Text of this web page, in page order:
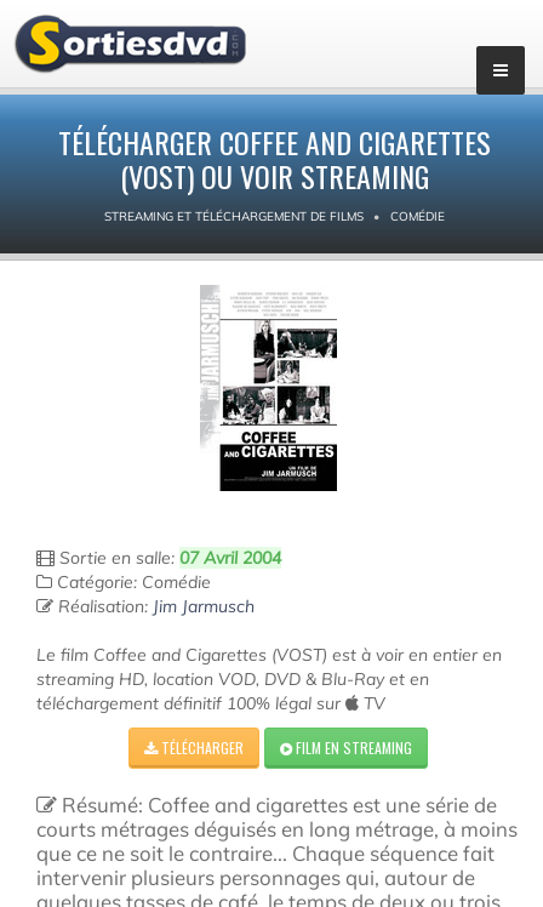
TÉLÉCHARGER COFFEE AND CIGARETTES
(VOST) OU VOIR STREAMING
STREAMING ET TÉLÉCHARGEMENT DE FILMS COMÉDIE
Sortie en salle: 07 Avril 2004
Catégorie: Comédie
Réalisation: Jim Jarmusch
Le film Coffee and Cigarettes (VOST) est à voir en entier en
streaming HD, location VOD, DVD & Blu-Ray et en
téléchargement définitif 100% légal sur
TV
TÉLÉCHARGER FILM EN STREAMING
Résumé: Coffee and cigarettes est une série de
courts métrages déguisés en long métrage, à moins
que ce ne soit le contraire... Chaque séquence fait
intervenir plusieurs personnages qui, autour de
quelques tasses de café, le temps de deux ou trois